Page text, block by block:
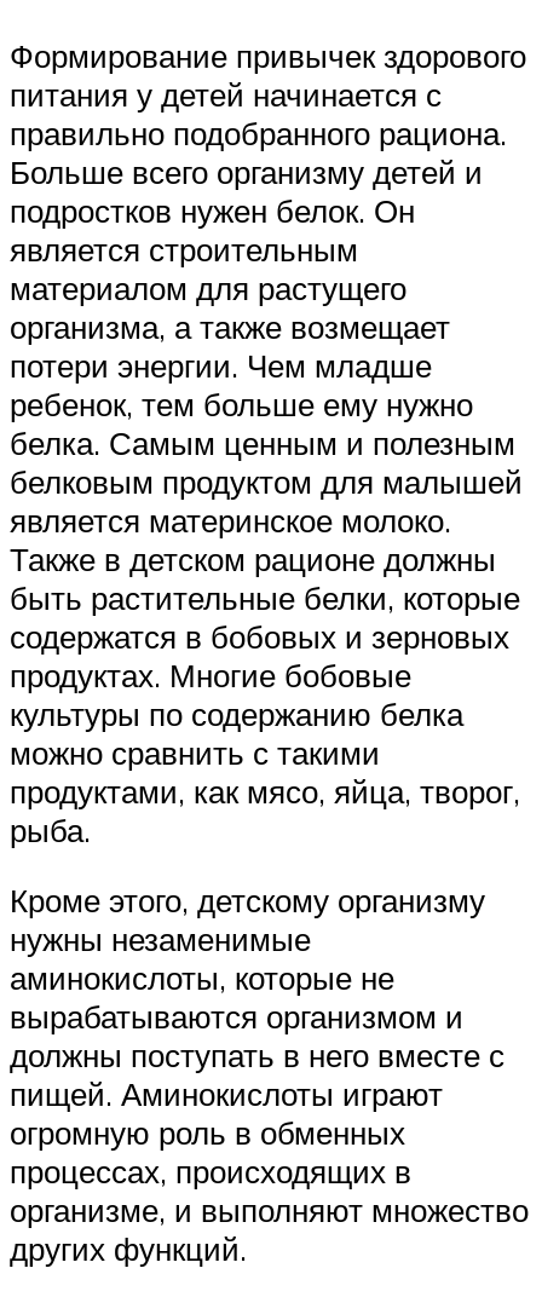
Формирование привычек здорового
питания у детей начинается с
правильно подобранного рациона.
Больше всего организму детей и
подростков нужен белок. Он
является строительным
материалом для растущего
организма, а также возмещает
потери энергии. Чем младше
ребенок, тем больше ему нужно
белка. Самым ценным и полезным
белковым продуктом для малышей
является материнское молоко.
Также в детском рационе должны
быть растительные белки, которые
содержатся в бобовых и зерновых
продуктах. Многие бобовые
культуры по содержанию белка
можно сравнить с такими
продуктами, как мясо, яйца, творог,
рыба.
Кроме этого, детскому организму
нужны незаменимые
аминокислоты, которые не
вырабатываются организмом и
должны поступать в него вместе с
пищей. Аминокислоты играют
огромную роль в обменных
процессах, происходящих в
организме, и выполняют множество
других функций.